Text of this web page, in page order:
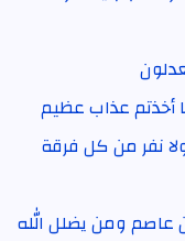
أخذتم عذاب عظيم
نفر من كل فرقة
عاصم ومن يضلل الله